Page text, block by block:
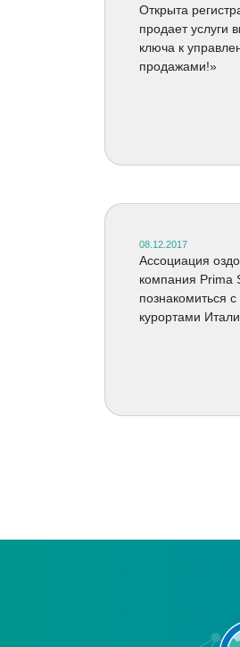
Открыта
продает услуги
ключа к
продажами!»
08.12.2017
Ассоциация
компания Prima
познакомиться
курортами